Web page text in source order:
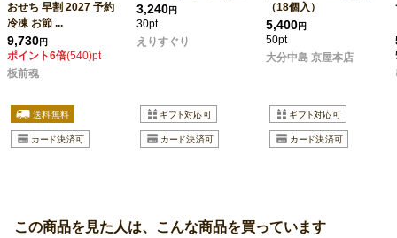
おせち 早割 2027 予約
冷凍 お節 ...
9,730円
ポイント6倍(540)pt
板前魂
3,240円
30pt
えりすぐり
（18個入）
5,400円
50pt
大分中島 京屋本店
この商品を見た人は、こんな商品を買っています